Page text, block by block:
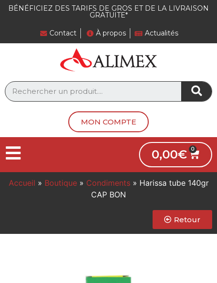
BÉNÉFICIEZ DES TARIFS DE GROS ET DE LA LIVRAISON
GRATUITE*
Contact À propos Actualités
MON COMPTE
0,00€
Accueil » Boutique » Condiments » Harissa tube 140gr
CAP BON
Retour